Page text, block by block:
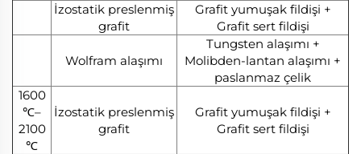
İzostatik preslenmiş
grafit
Grafit yumuşak fildişi +
Grafit sert fildişi
Wolfram alaşımı
Tungsten alaşımı +
Molibden-lantan alaşımı +
paslanmaz çelik
1600
℃–
2100
℃
İzostatik preslenmiş
grafit
Grafit yumuşak fildişi +
Grafit sert fildişi